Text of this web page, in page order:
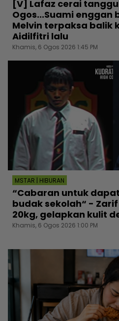
[V] Lafaz cerai
Ogos...Suami enggan
Melvin terpaksa balik
Aidilfitri lalu
Khamis, 6 Ogos 2026 1:45 PM
MSTAR | HIBURAN
“Cabaran untuk
budak sekolah“ -
20kg, gelapkan kulit
Khamis, 6 Ogos 2026 1:00 PM